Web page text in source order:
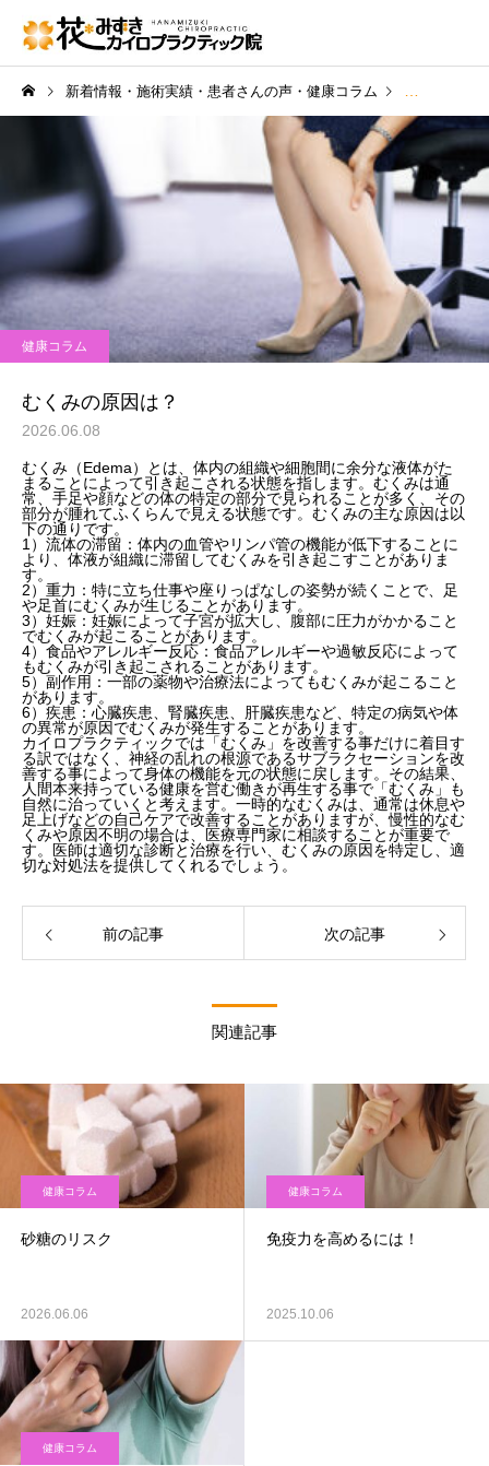
新着情報・施術実績・患者さんの声・健康コラム 健康コラム
健康コラム
むくみの原因は？
2026.06.08
むくみ（Edema）とは、体内の組織や細胞間に余分な液体がた
まることによって引き起こされる状態を指します。むくみは通
常、手足や顔などの体の特定の部分で見られることが多く、その
部分が腫れてふくらんで見える状態です。むくみの主な原因は以
下の通りです。
1）流体の滞留：体内の血管やリンパ管の機能が低下することに
より、体液が組織に滞留してむくみを引き起こすことがありま
す。
2）重力：特に立ち仕事や座りっぱなしの姿勢が続くことで、足
や足首にむくみが生じることがあります。
3）妊娠：妊娠によって子宮が拡大し、腹部に圧力がかかること
でむくみが起こることがあります。
4）食品やアレルギー反応：食品アレルギーや過敏反応によって
もむくみが引き起こされることがあります。
5）副作用：一部の薬物や治療法によってもむくみが起こること
があります。
6）疾患：心臓疾患、腎臓疾患、肝臓疾患など、特定の病気や体
の異常が原因でむくみが発生することがあります。
カイロプラクティックでは「むくみ」を改善する事だけに着目す
る訳ではなく、神経の乱れの根源であるサブラクセーションを改
善する事によって身体の機能を元の状態に戻します。その結果、
人間本来持っている健康を営む働きが再生する事で「むくみ」も
自然に治っていくと考えます。一時的なむくみは、通常は休息や
足上げなどの自己ケアで改善することがありますが、慢性的なむ
くみや原因不明の場合は、医療専門家に相談することが重要で
す。医師は適切な診断と治療を行い、むくみの原因を特定し、適
切な対処法を提供してくれるでしょう。
前の記事 次の記事
関連記事
健康コラム
砂糖のリスク
2026.06.06
健康コラム
免疫力を高めるには！
2025.10.06
健康コラム